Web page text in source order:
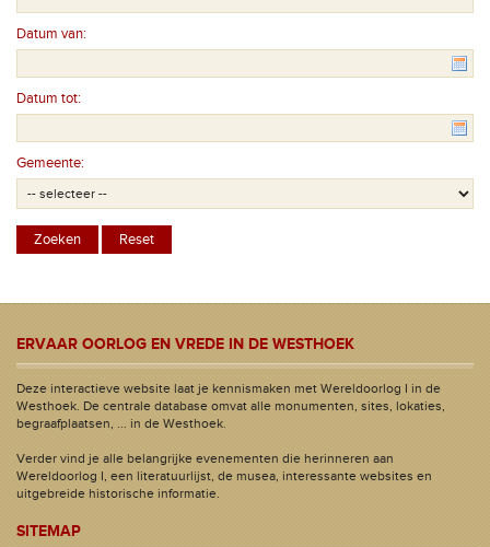
Datum van:
Datum tot:
Gemeente:
ERVAAR OORLOG EN VREDE IN DE WESTHOEK
Deze interactieve website laat je kennismaken met Wereldoorlog I in de
Westhoek. De centrale database omvat alle monumenten, sites, lokaties,
begraafplaatsen, ... in de Westhoek.
Verder vind je alle belangrijke evenementen die herinneren aan
Wereldoorlog I, een literatuurlijst, de musea, interessante websites en
uitgebreide historische informatie.
SITEMAP